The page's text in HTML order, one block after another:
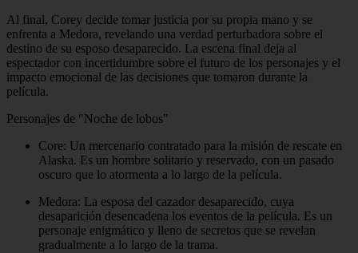
Al final, Corey decide tomar justicia por su propia mano y se
enfrenta a Medora, revelando una verdad perturbadora sobre el
destino de su esposo desaparecido. La escena final deja al
espectador con incertidumbre sobre el futuro de los personajes y el
impacto emocional de las decisiones que tomaron durante la
película.
Personajes de "Noche de lobos"
Core: Un mercenario contratado para la misión de rescate en
Alaska. Es un hombre solitario y reservado, con un pasado
oscuro que lo atormenta a lo largo de la película.
Medora: La esposa del cazador desaparecido, cuya
desaparición desencadena los eventos de la película. Es un
personaje enigmático y lleno de secretos que se revelan
gradualmente a lo largo de la trama.